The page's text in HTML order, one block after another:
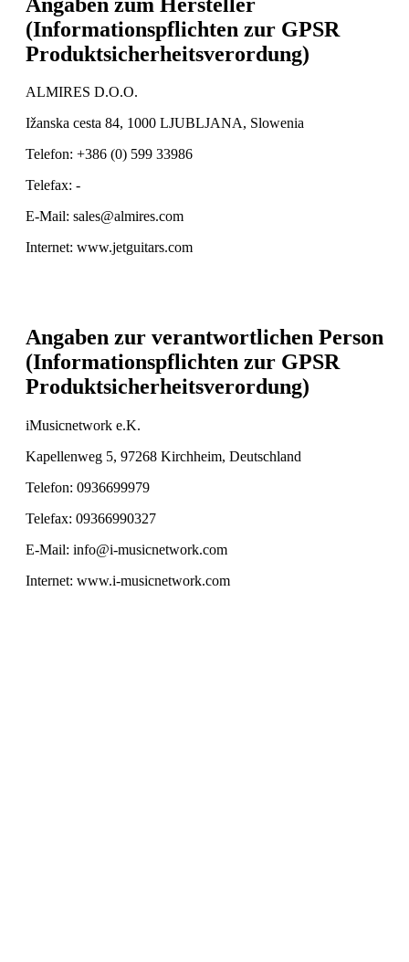
(Informationspflichten zur GPSR
Produktsicherheitsverordung)
ALMIRES D.O.O.
Ižanska cesta 84, 1000 LJUBLJANA, Slowenia
Telefon: +386 (0) 599 33986
Telefax: -
E-Mail: sales@almires.com
Internet: www.jetguitars.com
Angaben zur verantwortlichen Person
(Informationspflichten zur GPSR
Produktsicherheitsverordung)
iMusicnetwork e.K.
Kapellenweg 5, 97268 Kirchheim, Deutschland
Telefon: 0936699979
Telefax: 09366990327
E-Mail: info@i-musicnetwork.com
Internet: www.i-musicnetwork.com